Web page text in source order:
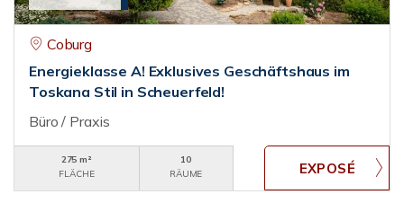
Coburg
Energieklasse A! Exklusives Geschäftshaus im
Toskana Stil in Scheuerfeld!
Büro / Praxis
275 m²
FLÄCHE
10
RÄUME